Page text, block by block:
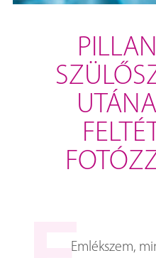
Emlékszem,